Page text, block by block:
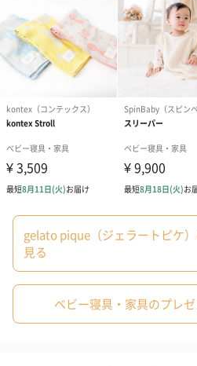
ク）L（
生花
※9-15時にご注文いただく場合、最
も1日遅くなります。
わり）（1,880円）
ーン）（
gelato pique（ジェラートピケ
見る
ベビー寝具・家具のプレ